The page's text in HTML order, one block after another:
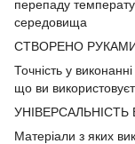
перепаду
середовища
СТВОРЕНО
Точність у
що ви
Матеріали з яких